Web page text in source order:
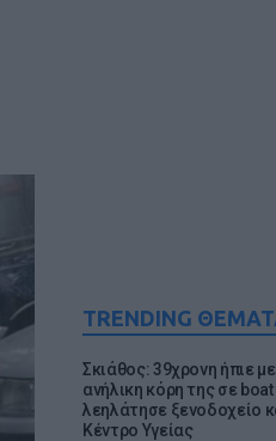
TRENDING
Σκιάθος: 39χρονη ήπιε
ανήλικη κόρη της σε boat
λεηλάτησε ξενοδοχείο
Κέντρο Υγείας